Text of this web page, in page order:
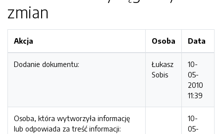
zmian
Akcja Osoba Data
Dodanie dokumentu:
Łukasz
Sobis
10-
05-
2010
11:39
Osoba, która wytworzyła informację
lub odpowiada za treść informacji:
10-
05-